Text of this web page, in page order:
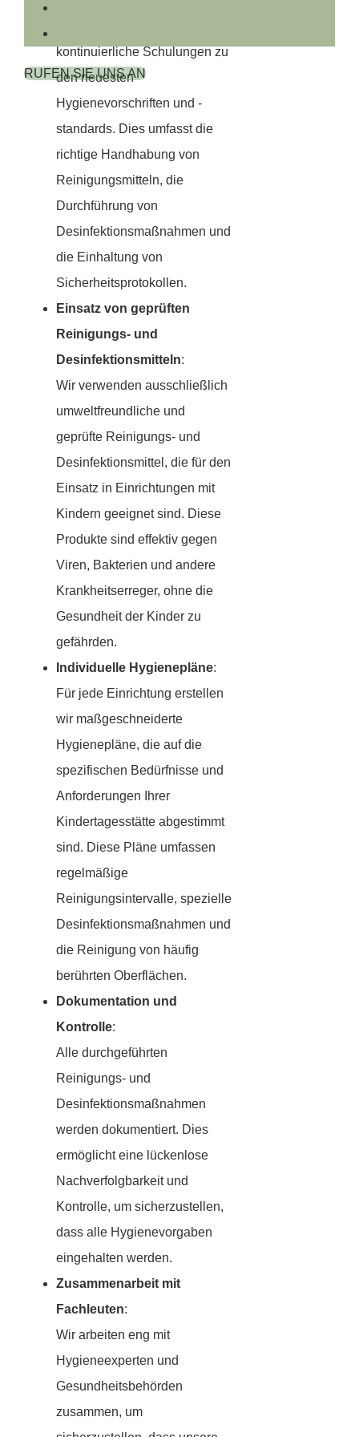
RUFEN SIE UNS AN
kontinuierliche Schulungen zu
den neuesten
Hygienevorschriften und -
standards. Dies umfasst die
richtige Handhabung von
Reinigungsmitteln, die
Durchführung von
Desinfektionsmaßnahmen und
die Einhaltung von
Sicherheitsprotokollen.
Einsatz von geprüften
Reinigungs- und
Desinfektionsmitteln:
Wir verwenden ausschließlich
umweltfreundliche und
geprüfte Reinigungs- und
Desinfektionsmittel, die für den
Einsatz in Einrichtungen mit
Kindern geeignet sind. Diese
Produkte sind effektiv gegen
Viren, Bakterien und andere
Krankheitserreger, ohne die
Gesundheit der Kinder zu
gefährden.
Individuelle Hygienepläne:
Für jede Einrichtung erstellen
wir maßgeschneiderte
Hygienepläne, die auf die
spezifischen Bedürfnisse und
Anforderungen Ihrer
Kindertagesstätte abgestimmt
sind. Diese Pläne umfassen
regelmäßige
Reinigungsintervalle, spezielle
Desinfektionsmaßnahmen und
die Reinigung von häufig
berührten Oberflächen.
Dokumentation und
Kontrolle:
Alle durchgeführten
Reinigungs- und
Desinfektionsmaßnahmen
werden dokumentiert. Dies
ermöglicht eine lückenlose
Nachverfolgbarkeit und
Kontrolle, um sicherzustellen,
dass alle Hygienevorgaben
eingehalten werden.
Zusammenarbeit mit
Fachleuten:
Wir arbeiten eng mit
Hygieneexperten und
Gesundheitsbehörden
zusammen, um